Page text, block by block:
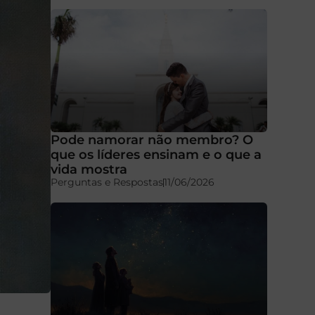
Pode namorar não membro? O
que os líderes ensinam e o que a
vida mostra
Perguntas e Respostas11/06/2026